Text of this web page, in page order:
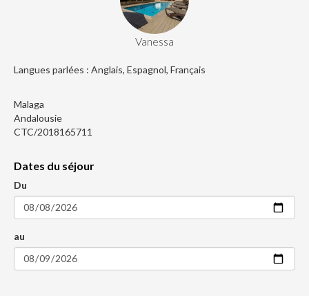
Vanessa
Langues parlées : Anglais, Espagnol, Français
Malaga
Andalousie
CTC/2018165711
Dates du séjour
Du
au